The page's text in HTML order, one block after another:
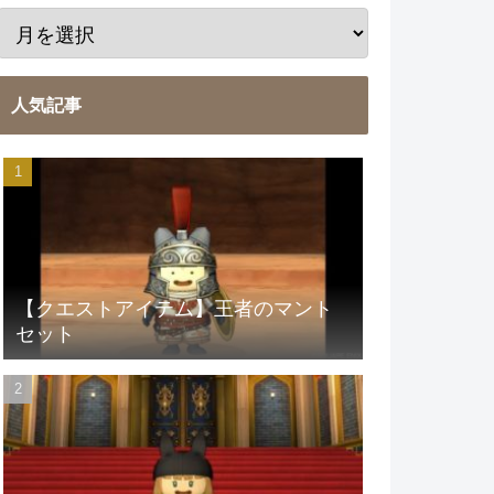
人気記事
【クエストアイテム】王者のマント
セット